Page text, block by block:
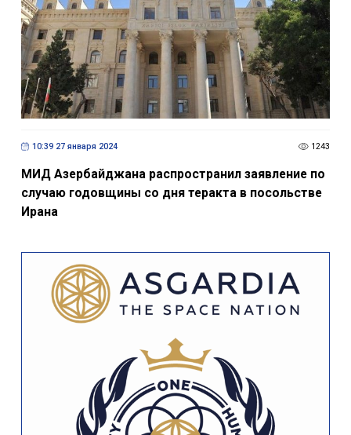
10:39 27 января 2024 1243
МИД Азербайджана распространил заявление по
случаю годовщины со дня теракта в посольстве
Ирана